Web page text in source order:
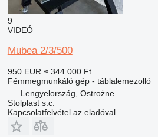
9
VIDEÓ
Mubea 2/3/500
950 EUR ≈ 344 000 Ft
Fémmegmunkáló gép - táblalemezolló
Lengyelország, Ostrożne
Stolplast s.c.
Kapcsolatfelvétel az eladóval